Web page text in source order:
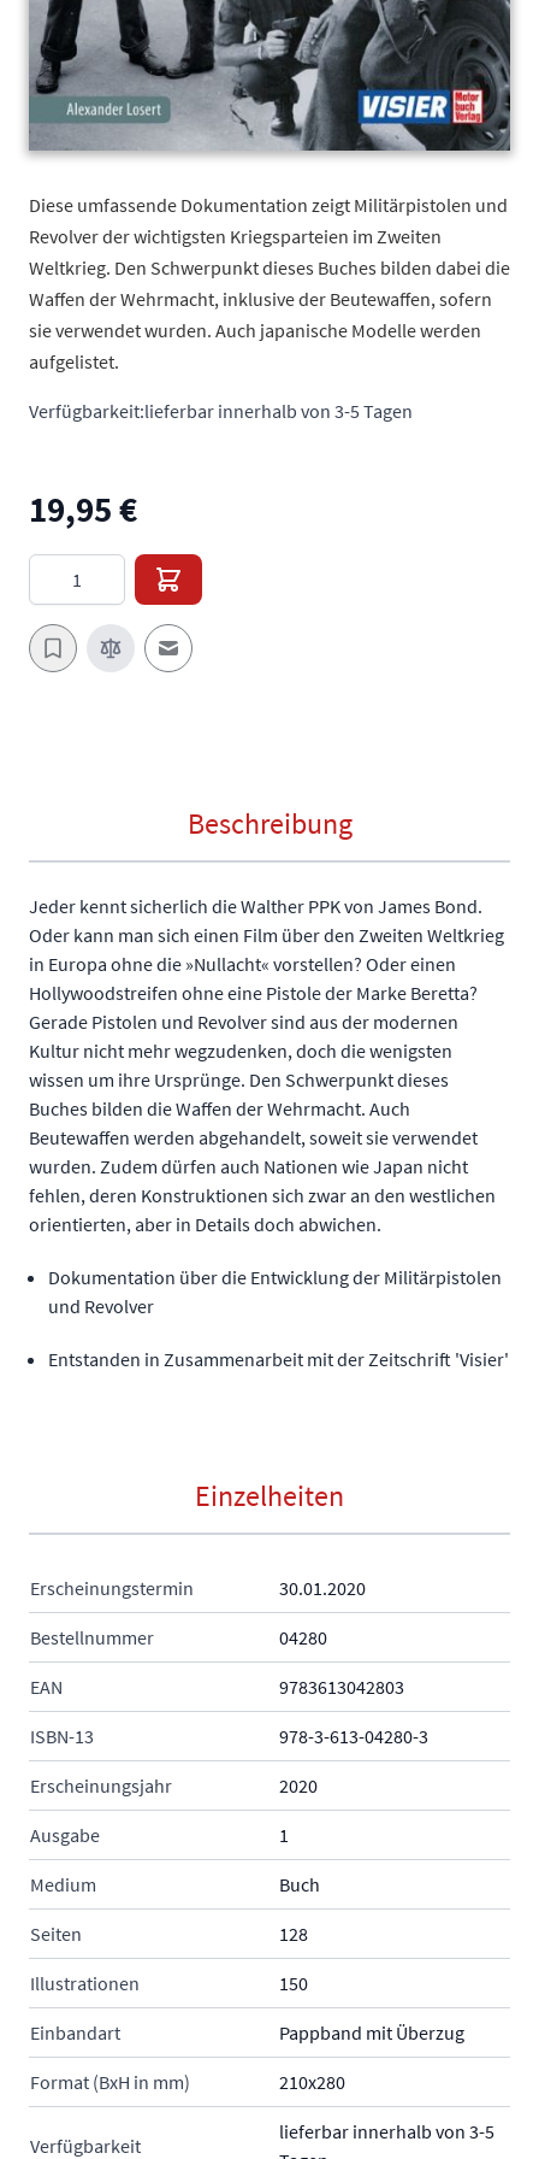
Diese umfassende Dokumentation zeigt Militärpistolen und
Revolver der wichtigsten Kriegsparteien im Zweiten
Weltkrieg. Den Schwerpunkt dieses Buches bilden dabei die
Waffen der Wehrmacht, inklusive der Beutewaffen, sofern
sie verwendet wurden. Auch japanische Modelle werden
aufgelistet.
Verfügbarkeit:lieferbar innerhalb von 3-5 Tagen
19,95 €
E-Mail an einen Freund
Beschreibung
Jeder kennt sicherlich die Walther PPK von James Bond.
Oder kann man sich einen Film über den Zweiten Weltkrieg
in Europa ohne die »Nullacht« vorstellen? Oder einen
Hollywoodstreifen ohne eine Pistole der Marke Beretta?
Gerade Pistolen und Revolver sind aus der modernen
Kultur nicht mehr wegzudenken, doch die wenigsten
wissen um ihre Ursprünge. Den Schwerpunkt dieses
Buches bilden die Waffen der Wehrmacht. Auch
Beutewaffen werden abgehandelt, soweit sie verwendet
wurden. Zudem dürfen auch Nationen wie Japan nicht
fehlen, deren Konstruktionen sich zwar an den westlichen
orientierten, aber in Details doch abwichen.
Dokumentation über die Entwicklung der Militärpistolen
und Revolver
Entstanden in Zusammenarbeit mit der Zeitschrift 'Visier'
Einzelheiten
Erscheinungstermin 30.01.2020
Bestellnummer 04280
EAN 9783613042803
ISBN-13 978-3-613-04280-3
Erscheinungsjahr 2020
Ausgabe 1
Medium Buch
Seiten 128
Illustrationen 150
Einbandart Pappband mit Überzug
Format (BxH in mm) 210x280
Verfügbarkeit
lieferbar innerhalb von 3-5